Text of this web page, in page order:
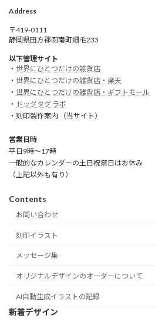
Address
〒419-0111
静岡県田方郡函南町畑毛233
以下管理サイト
・ 世界にひとつだけの雑貨店
・ 世界にひとつだけの雑貨店・楽天
・ 世界にひとつだけの雑貨店・ギフトモール
・ ドッグタグ ラボ
・刻印製作案内 （当サイト）
営業日時
平日9時～17時
一般的なカレンダーの土日祝祭日はお休み
（上記以外も有り）
Contents
お問い合わせ
刻印イラスト
メッセージ集
オリジナルデザインのオーダーについて
AI自動生成イラストの記録
新着デザイン